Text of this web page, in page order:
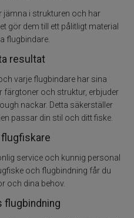
jämna i strukturen och har
gör dem till ett pålitligt material
flugbindare.
resultat
varje flugbindare har sina
färgtoner och struktur, erbjuder
nackar. Detta säkerställer
passar din stil och ditt fiske.
flugfiskare
service och kunnig personal
och flugbindning får du
och dina behov.
flugbindning